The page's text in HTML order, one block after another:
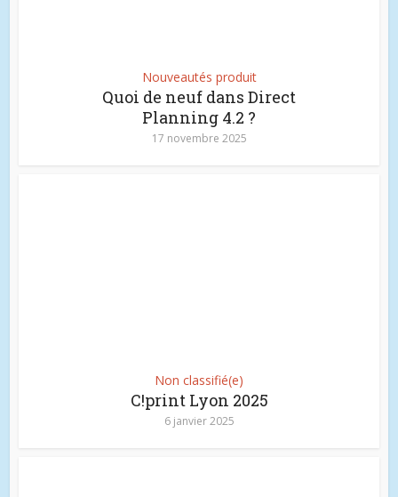
Nouveautés produit
Quoi de neuf dans Direct
Planning 4.2 ?
17 novembre 2025
Non classifié(e)
C!print Lyon 2025
6 janvier 2025